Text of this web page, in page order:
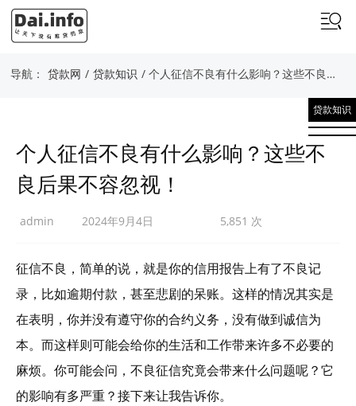
导航： 贷款网 / 贷款知识 / 个人征信不良有什么影响？这些不良后果不容忽视！
贷款知识
个人征信不良有什么影响？这些不
良后果不容忽视！
admin 2024年9月4日 5,851 次
征信不良，简单的说，就是你的信用报告上有了不良记
录，比如逾期付款，甚至悲剧的呆账。这样的情况其实是
在表明，你并没有遵守你的合约义务，没有做到诚信为
本。而这样则可能会给你的生活和工作带来许多不必要的
麻烦。你可能会问，不良征信究竟会带来什么问题呢？它
的影响有多严重？接下来让我告诉你。